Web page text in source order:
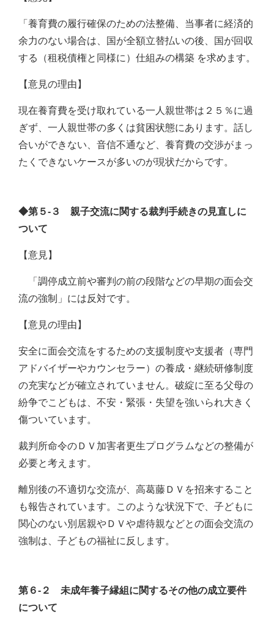
「養育費の履行確保のための法整備、当事者に経済的
余力のない場合は、国が全額立替払いの後、国が回収
する（租税債権と同様に）仕組みの構築 を求めます。
【意見の理由】
現在養育費を受け取れている一人親世帯は２５％に過
ぎず、一人親世帯の多くは貧困状態にあります。話し
合いができない、音信不通など、養育費の交渉がまっ
たくできないケースが多いのが現状だからです。
◆第５‐３ 親子交流に関する裁判手続きの見直しに
ついて
【意見】
「調停成立前や審判の前の段階などの早期の面会交
流の強制」には反対です。
【意見の理由】
安全に面会交流をするための支援制度や支援者（専門
アドバイザーやカウンセラー）の養成・継続研修制度
の充実などが確立されていません。破綻に至る父母の
紛争でこどもは、不安・緊張・失望を強いられ大きく
傷ついています。
裁判所命令のＤＶ加害者更生プログラムなどの整備が
必要と考えます。
離別後の不適切な交流が、高葛藤ＤＶを招来すること
も報告されています。このような状況下で、子どもに
関心のない別居親やＤＶや虐待親などとの面会交流の
強制は、子どもの福祉に反します。
第６-２ 未成年養子縁組に関するその他の成立要件
について